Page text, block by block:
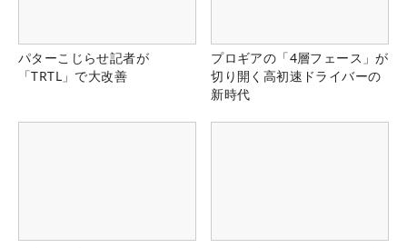
パターこじらせ記者が
「TRTL」で大改善
プロギアの「4層フェース」が
切り開く高初速ドライバーの
新時代